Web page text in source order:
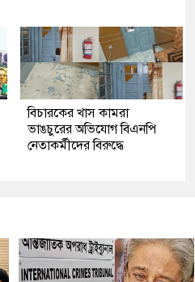
বিচারকের খাস কামরা
ভাঙচুরের অভিযোগ বিএনপি
নেতাকর্মীদের বিরুদ্ধে